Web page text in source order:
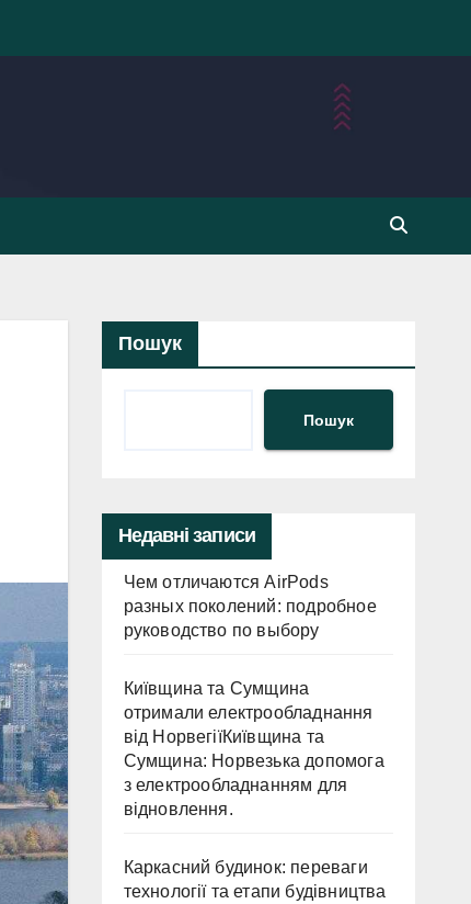
Пошук
Пошук
Недавні записи
Чем отличаются AirPods
разных поколений: подробное
руководство по выбору
Київщина та Сумщина
отримали електрообладнання
від НорвегіїКиївщина та
Сумщина: Норвезька допомога
з електрообладнанням для
відновлення.
Каркасний будинок: переваги
технології та етапи будівництва